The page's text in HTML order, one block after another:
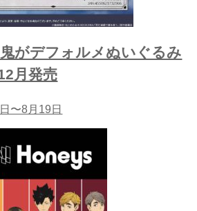
鬼がデフォルメぬいぐるみ
月発売
〜8月19日